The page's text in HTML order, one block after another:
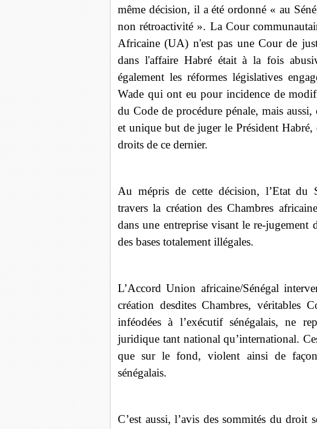
même décision, il a été ordonné « au
non rétroactivité ». La Cour
Africaine (UA) n'est pas une Cour de
dans l'affaire Habré était à la fois
également lesréformes législatives
Wade qui ont eu pour incidence de
du Code de procédure pénale, mais
et unique but de juger le Président
droits de ce dernier.
Au mépris de cette décision, l’Etat du
travers la création des Chambres
dans une entreprise visant le re-jugement
des bases totalement illégales.
L’Accord Union africaine/Sénégal
création desdites Chambres, véritables
inféodées à l’exécutif sénégalais, ne
juridique tant national qu’international.
que sur le fond, violent ainsi de façon
sénégalais.
C’est aussi, l’avis des sommités du droit